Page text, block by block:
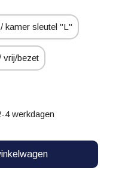
kamer sleutel "L"
vrij/bezet
4 werkdagen